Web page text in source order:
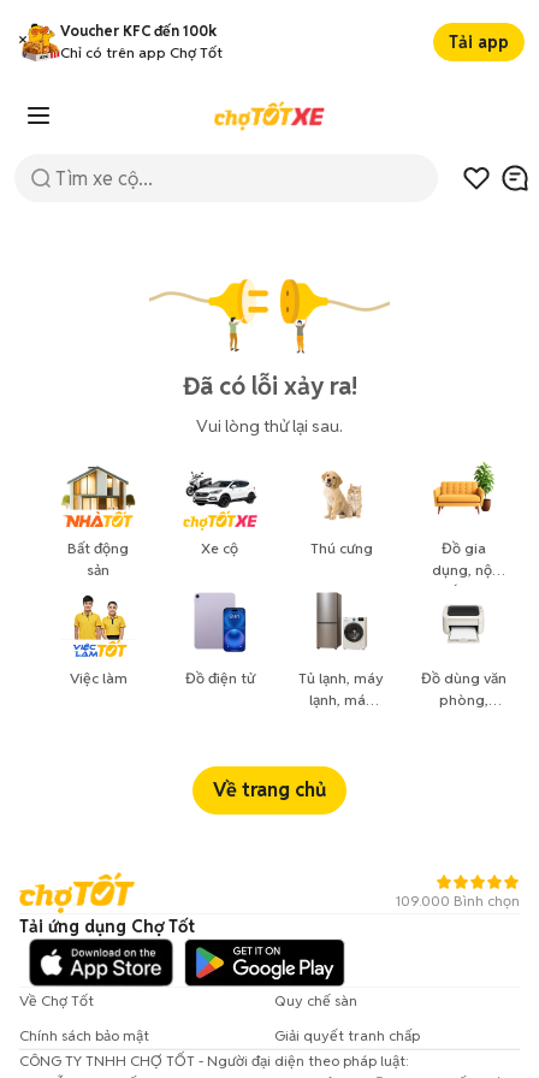
Voucher KFC đến 100k
Chỉ có trên app Chợ Tốt
Tải app
Đã có lỗi xảy ra!
Vui lòng thử lại sau.
Bất động
sản
Việc làm
Xe cộ
Đồ điện tử
Thú cưng
Tủ lạnh, máy
lạnh, máy
Đồ gia
dụng, nội
thất, cây
cảnh
Đồ dùng văn
phòng,
Về trang chủ
109.000 Bình chọn
Tải ứng dụng Chợ Tốt
Về Chợ Tốt
Quy chế sàn
Chính sách bảo mật
Giải quyết tranh chấp
CÔNG TY TNHH CHỢ TỐT - Người đại diện theo pháp luật: